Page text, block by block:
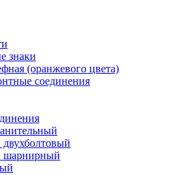
знаки
(оранжевого цвета)
соединения
шарнирный